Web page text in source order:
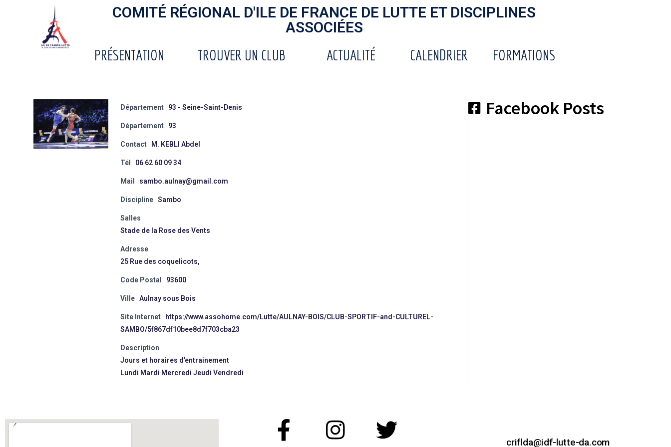
COMITÉ RÉGIONAL D'ILE DE FRANCE DE LUTTE ET DISCIPLINES
ASSOCIÉES
PRÉSENTATION TROUVER UN CLUB ACTUALITÉ CALENDRIER FORMATIONS
Département 93 - Seine-Saint-Denis
Département 93
Contact M. KEBLI Abdel
Tél 06 62 60 09 34
Mail sambo.aulnay@gmail.com
Discipline Sambo
Salles
Stade de la Rose des Vents
Adresse
25 Rue des coquelicots,
Code Postal 93600
Ville Aulnay sous Bois
Site Internet
https://www.assohome.com/Lutte/AULNAY-BOIS/CLUB-SPORTIF-and-CULTUREL-
SAMBO/5f867df10bee8d7f703cba23
Description
Jours et horaires d’entrainement
Lundi Mardi Mercredi Jeudi Vendredi
Facebook Posts
criflda@idf-lutte-da.com